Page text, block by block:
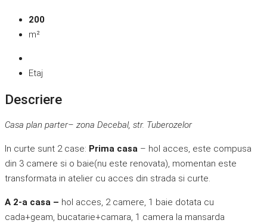
200
m²
Etaj
Descriere
Casa plan parter– zona Decebal, str. Tuberozelor
In curte sunt 2 case: Prima casa – hol acces, este compusa
din 3 camere si o baie(nu este renovata), momentan este
transformata in atelier cu acces din strada si curte.
A 2-a casa – hol acces, 2 camere, 1 baie dotata cu
cada+geam, bucatarie+camara, 1 camera la mansarda